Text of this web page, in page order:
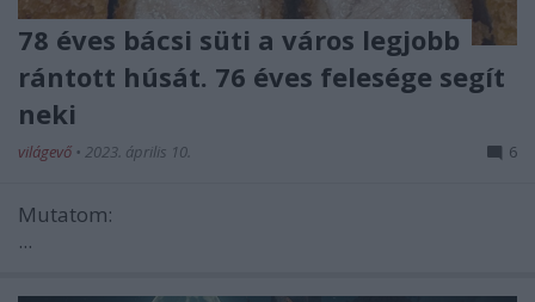
78 éves bácsi süti a város legjobb
rántott húsát. 76 éves felesége segít
neki
világevő • 2023. április 10. 6
Mutatom:
...